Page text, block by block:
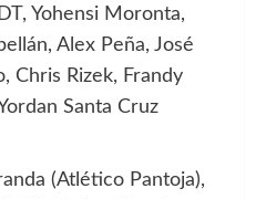
Yohensi Moronta,
Alex Peña, José
Chris Rizek, Frandy
Santa Cruz
(Atlético Pantoja),